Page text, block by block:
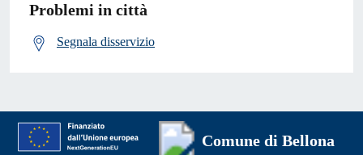
Problemi in città
Segnala disservizio
Comune di Bellona